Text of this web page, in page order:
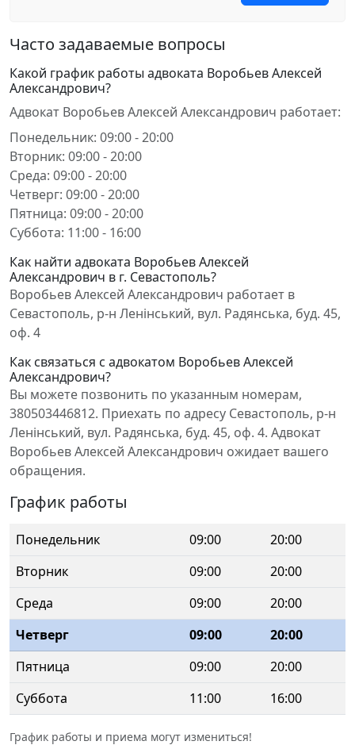
Часто задаваемые вопросы
Какой график работы адвоката Воробьев Алексей
Александрович?
Адвокат Воробьев Алексей Александрович работает:
Понедельник: 09:00 - 20:00
Вторник: 09:00 - 20:00
Среда: 09:00 - 20:00
Четверг: 09:00 - 20:00
Пятница: 09:00 - 20:00
Суббота: 11:00 - 16:00
Как найти адвоката Воробьев Алексей
Александрович в г. Севастополь?
Воробьев Алексей Александрович работает в
Севастополь, р-н Ленінський, вул. Радянська, буд. 45,
оф. 4
Как связаться с адвокатом Воробьев Алексей
Александрович?
Вы можете позвонить по указанным номерам,
380503446812. Приехать по адресу Севастополь, р-н
Ленінський, вул. Радянська, буд. 45, оф. 4. Адвокат
Воробьев Алексей Александрович ожидает вашего
обращения.
График работы
Понедельник 09:00
20:00
Вторник
09:00
20:00
Среда
09:00
20:00
Четверг
09:00
20:00
Пятница
09:00
20:00
Суббота
11:00 16:00
График работы и приема могут измениться!